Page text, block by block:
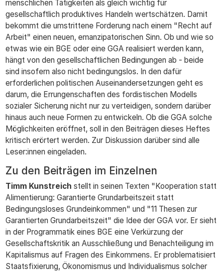
menschlichen Tätigkeiten als gleich wichtig für
gesellschaftlich produktives Handeln wertschätzen. Damit
bekommt die umstrittene Forderung nach einem "Recht auf
Arbeit" einen neuen, emanzipatorischen Sinn. Ob und wie so
etwas wie ein BGE oder eine GGA realisiert werden kann,
hängt von den gesellschaftlichen Bedingungen ab - beide
sind insofern also nicht bedingungslos. In den dafür
erforderlichen politischen Auseinandersetzungen geht es
darum, die Errungenschaften des fordistischen Modells
sozialer Sicherung nicht nur zu verteidigen, sondern darüber
hinaus auch neue Formen zu entwickeln. Ob die GGA solche
Möglichkeiten eröffnet, soll in den Beiträgen dieses Heftes
kritisch erörtert werden. Zur Diskussion darüber sind alle
Leser:innen eingeladen.
Zu den Beiträgen im Einzelnen
Timm Kunstreich stellt in seinen Texten "Kooperation statt
Alimentierung: Garantierte Grundarbeitszeit statt
Bedingungsloses Grundeinkommen" und "11 Thesen zur
Garantierten Grundarbeitszeit" die Idee der GGA vor. Er sieht
in der Programmatik eines BGE eine Verkürzung der
Gesellschaftskritik an Ausschließung und Benachteiligung im
Kapitalismus auf Fragen des Einkommens. Er problematisiert
Staatsfixierung, Ökonomismus und Individualismus solcher